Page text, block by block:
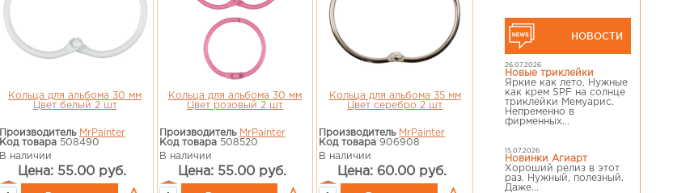
НОВОСТИ
26.07.2026
Новые триклейки
Яркие как лето, Нужные
как крем SPF на солнце
триклейки Мемуарис.
Непременно в
фирменных...
15.07.2026
Новинки Агиарт
Хороший релиз в этот
раз. Нужный, полезный.
Даже...
Кольца для альбома 30 мм
Цвет белый 2 шт
Производитель MrPainter
Код товара508490
В наличии
Цена: 55.00 руб.
Кольца для альбома 30 мм
Цвет розовый 2 шт
Производитель MrPainter
Код товара508520
В наличии
Цена: 55.00 руб.
Кольца для альбома 35 мм
Цвет серебро 2 шт
Производитель MrPainter
Код товара 906908
В наличии
Цена: 60.00 руб.